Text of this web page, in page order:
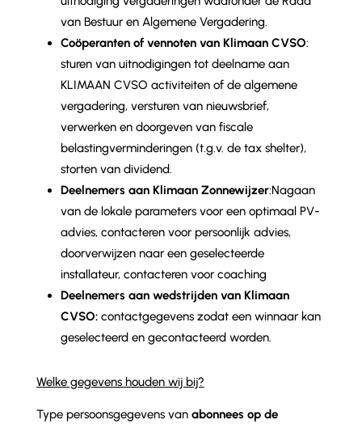
van Bestuur en Algemene Vergadering.
Coöperanten of vennoten van Klimaan CVSO:
sturen van uitnodigingen tot deelname aan
KLIMAAN CVSO activiteiten of de algemene
vergadering, versturen van nieuwsbrief,
verwerken en doorgeven van fiscale
belastingverminderingen (t.g.v. de tax shelter),
storten van dividend.
Deelnemers aan Klimaan Zonnewijzer:Nagaan
van de lokale parameters voor een optimaal PV-
advies, contacteren voor persoonlijk advies,
doorverwijzen naar een geselecteerde
installateur, contacteren voor coaching
Deelnemers aan wedstrijden van Klimaan
CVSO: contactgegevens zodat een winnaar kan
geselecteerd en gecontacteerd worden.
Welke gegevens houden wij bij?
Type persoonsgegevens van abonnees op de